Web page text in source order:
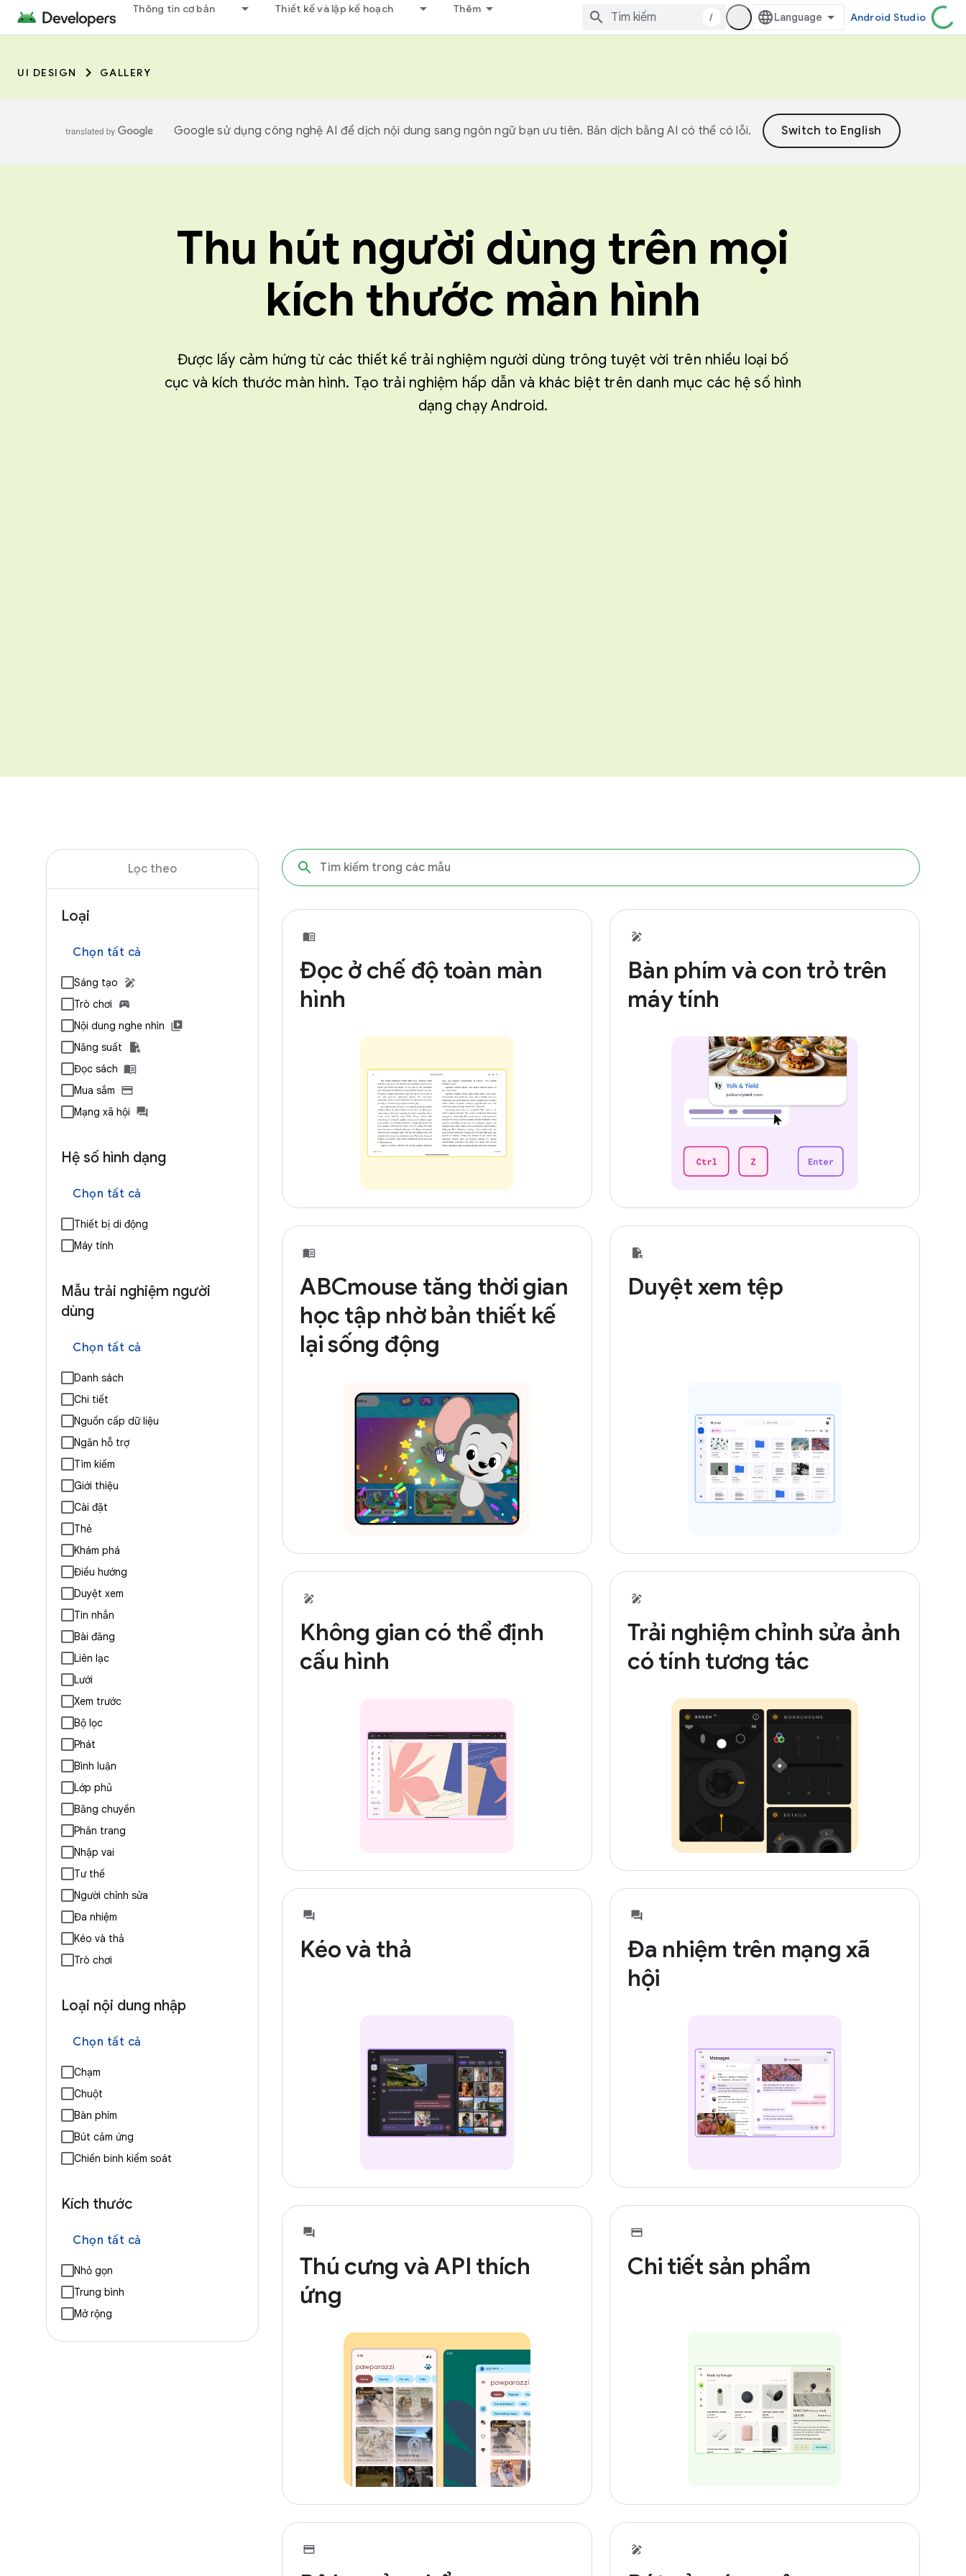
Thông tin cơ bản Thiết kế và lập kế hoạch Thêm
/ Android Studio
UI DESIGN GALLERY
Google sử dụng công nghệ AI để dịch nội dung sang ngôn ngữ bạn ưu tiên. Bản dịch bằng AI có thể có lỗi.
Thu hút người dùng trên mọi
kích thước màn hình
Được lấy cảm hứng từ các thiết kế trải nghiệm người dùng trông tuyệt vời trên nhiều loại bố
cục và kích thước màn hình. Tạo trải nghiệm hấp dẫn và khác biệt trên danh mục các hệ số hình
dạng chạy Android.
Lọc theo
Loại
Chọn tất cả
Sáng tạo
Trò chơi
Nội dung nghe nhìn
Năng suất
Đọc sách
Mua sắm
Mạng xã hội
Hệ số hình dạng
Chọn tất cả
Thiết bị di động
Máy tính
Mẫu trải nghiệm người
dùng
Chọn tất cả
Danh sách
Chi tiết
Nguồn cấp dữ liệu
Ngăn hỗ trợ
Tìm kiếm
Giới thiệu
Cài đặt
Thẻ
Khám phá
Điều hướng
Duyệt xem
Tin nhắn
Bài đăng
Liên lạc
Lưới
Xem trước
Bộ lọc
Phát
Bình luận
Lớp phủ
Băng chuyền
Phân trang
Nhập vai
Tư thế
Người chỉnh sửa
Đa nhiệm
Kéo và thả
Trò chơi
Loại nội dung nhập
Chọn tất cả
Chạm
Chuột
Bàn phím
Bút cảm ứng
Chiến binh kiểm soát
Kích thước
Chọn tất cả
Nhỏ gọn
Trung bình
Mở rộng
Đọc ở chế độ toàn màn
hình
Bàn phím và con trỏ trên
máy tính
ABCmouse tăng thời gian
học tập nhờ bản thiết kế
lại sống động
Duyệt xem tệp
Không gian có thể định
cấu hình
Trải nghiệm chỉnh sửa ảnh
có tính tương tác
Kéo và thả
Đa nhiệm trên mạng xã
hội
Thú cưng và API thích
ứng
Chi tiết sản phẩm